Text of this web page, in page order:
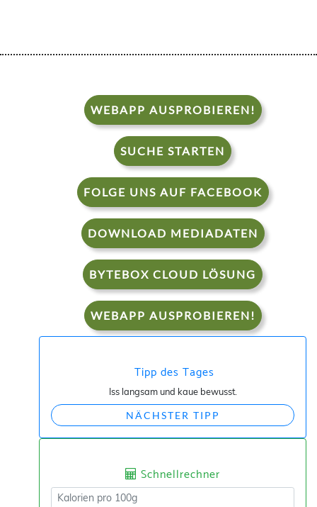
WEBAPP AUSPROBIEREN!
SUCHE STARTEN
FOLGE UNS AUF FACEBOOK
DOWNLOAD MEDIADATEN
BYTEBOX CLOUD LÖSUNG
WEBAPP AUSPROBIEREN!
Tipp des Tages
Iss langsam und kaue bewusst.
NÄCHSTER TIPP
Schnellrechner